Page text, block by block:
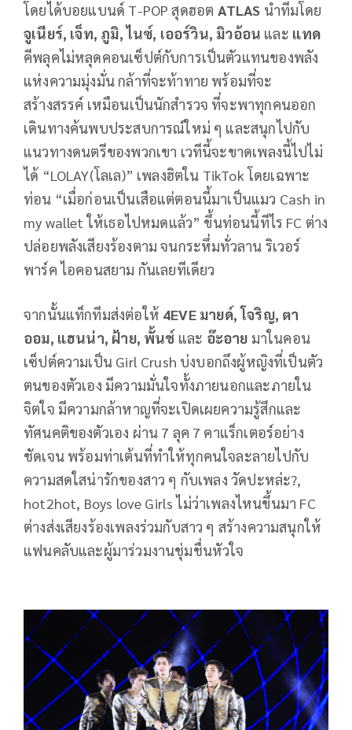
โดยได้บอยแบนด์ T-POP สุดฮอต ATLAS นำทีมโดย
จูเนียร์, เจ็ท, ภูมิ, ไนซ์, เออร์วิน, มิวอ้อน และ แทด
คีพลุคไม่หลุดคอนเซ็ปต์กับการเป็นตัวแทนของพลัง
แห่งความมุ่งมั่น กล้าที่จะท้าทาย พร้อมที่จะ
สร้างสรรค์ เหมือนเป็นนักสำรวจ ที่จะพาทุกคนออก
เดินทางค้นพบประสบการณ์ใหม่ ๆ และสนุกไปกับ
แนวทางดนตรีของพวกเขา เวทีนี้จะขาดเพลงนี้ไปไม่
ได้ “LOLAY(โลเล)” เพลงฮิตใน TikTok โดยเฉพาะ
ท่อน “เมื่อก่อนเป็นเสือแต่ตอนนี้มาเป็นแมว Cash in
my wallet ให้เธอไปหมดแล้ว” ขึ้นท่อนนี้ทีไร FC ต่าง
ปล่อยพลังเสียงร้องตาม จนกระหึ่มทั่วลาน ริเวอร์
พาร์ค ไอคอนสยาม กันเลยทีเดียว
จากนั้นแท็กทีมส่งต่อให้ 4EVE มายด์, โจริญ, ตา
ออม, แฮนน่า, ฝ้าย, พั้นช์ และ อ๊ะอาย มาในคอน
เซ็ปต์ความเป็น Girl Crush บ่งบอกถึงผู้หญิงที่เป็นตัว
ตนของตัวเอง มีความมั่นใจทั้งภายนอกและภายใน
จิตใจ มีความกล้าหาญที่จะเปิดเผยความรู้สึกและ
ทัศนคติของตัวเอง ผ่าน 7 ลุค 7 คาแร็กเตอร์อย่าง
ชัดเจน พร้อมท่าเต้นที่ทำให้ทุกคนใจละลายไปกับ
ความสดใสน่ารักของสาว ๆ กับเพลง วัดปะหล่ะ?,
hot2hot, Boys love Girls ไม่ว่าเพลงไหนขึ้นมา FC
ต่างส่งเสียงร้องเพลงร่วมกับสาว ๆ สร้างความสนุกให้
แฟนคลับและผู้มาร่วมงานชุ่มชื่นหัวใจ